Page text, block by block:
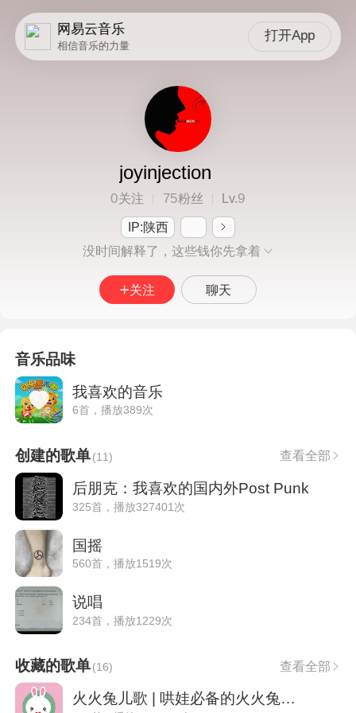
网易云音乐
相信音乐的力量
打开App
joyinjection
0关注 75粉丝 Lv.9
IP:陕西
没时间解释了，这些钱你先拿着
关注 聊天
音乐品味
我喜欢的音乐
6首，播放389次
创建的歌单(11) 查看全部
后朋克：我喜欢的国内外Post Punk
325首，播放327401次
国摇
560首，播放1519次
说唱
234首，播放1229次
收藏的歌单(16) 查看全部
火火兔儿歌 | 哄娃必备的火火兔精选